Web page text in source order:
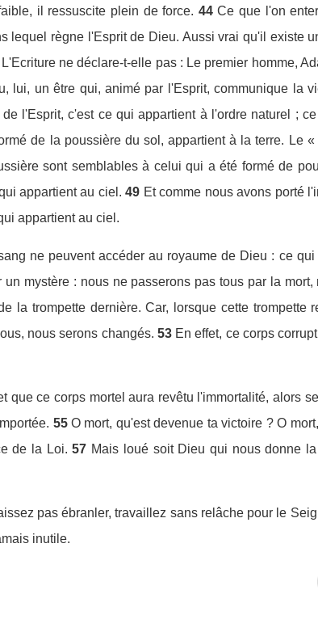
il ressuscite plein de force. 44 Ce que l'on
lequel règne l'Esprit de Dieu. Aussi vrai qu'il existe
L'Ecriture ne déclare-t-elle pas : Le premier homme,
lui, un être qui, animé par l'Esprit, communique la
l'Esprit, c'est ce qui appartient à l'ordre naturel ;
de la poussière du sol, appartient à la terre. Le
sont semblables à celui qui a été formé de
appartient au ciel. 49 Et comme nous avons porté
appartient au ciel.
ne peuvent accéder au royaume de Dieu : ce
mystère : nous ne passerons pas tous par la mort,
la trompette dernière. Car, lorsque cette trompette
nous serons changés. 53 En effet, ce corps
que ce corps mortel aura revêtu l'immortalité, alors
55 O mort, qu'est devenue ta victoire ? O
de la Loi. 57 Mais loué soit Dieu qui nous donne
pas ébranler, travaillez sans relâche pour le
inutile.